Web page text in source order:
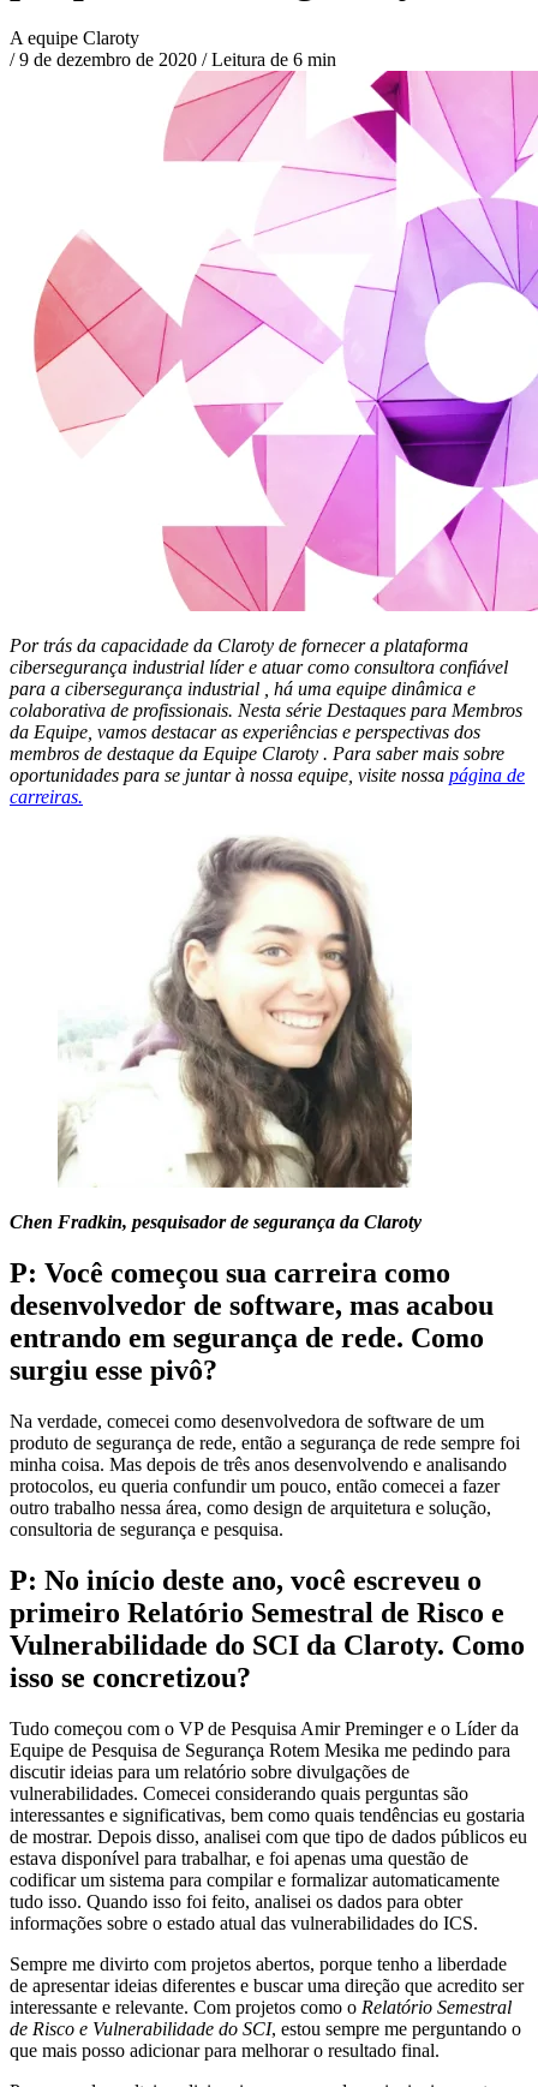
A equipe Claroty
/ 9 de dezembro de 2020 /Leitura de 6 min
Por trás da capacidade da Claroty de fornecer a plataforma
cibersegurança industrial líder e atuar como consultora confiável
para a cibersegurança industrial , há uma equipe dinâmica e
colaborativa de profissionais. Nesta série Destaques para Membros
da Equipe, vamos destacar as experiências e perspectivas dos
membros de destaque da Equipe Claroty . Para saber mais sobre
oportunidades para se juntar à nossa equipe, visite nossa página de
carreiras.
Chen Fradkin, pesquisador de segurança da Claroty
P: Você começou sua carreira como
desenvolvedor de software, mas acabou
entrando em segurança de rede. Como
surgiu esse pivô?
Na verdade, comecei como desenvolvedora de software de um
produto de segurança de rede, então a segurança de rede sempre foi
minha coisa. Mas depois de três anos desenvolvendo e analisando
protocolos, eu queria confundir um pouco, então comecei a fazer
outro trabalho nessa área, como design de arquitetura e solução,
consultoria de segurança e pesquisa.
P: No início deste ano, você escreveu o
primeiro Relatório Semestral de Risco e
Vulnerabilidade do SCI da Claroty. Como
isso se concretizou?
Tudo começou com o VP de Pesquisa Amir Preminger e o Líder da
Equipe de Pesquisa de Segurança Rotem Mesika me pedindo para
discutir ideias para um relatório sobre divulgações de
vulnerabilidades. Comecei considerando quais perguntas são
interessantes e significativas, bem como quais tendências eu gostaria
de mostrar. Depois disso, analisei com que tipo de dados públicos eu
estava disponível para trabalhar, e foi apenas uma questão de
codificar um sistema para compilar e formalizar automaticamente
tudo isso. Quando isso foi feito, analisei os dados para obter
informações sobre o estado atual das vulnerabilidades do ICS.
Sempre me divirto com projetos abertos, porque tenho a liberdade
de apresentar ideias diferentes e buscar uma direção que acredito ser
interessante e relevante. Com projetos como o Relatório Semestral
de Risco e Vulnerabilidade do SCI, estou sempre me perguntando o
que mais posso adicionar para melhorar o resultado final.